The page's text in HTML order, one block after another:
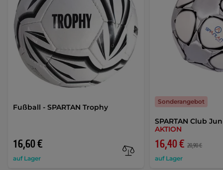
Fußball - SPARTAN Trophy
16,60 €
auf Lager
SPARTAN Club
AKTION
16,40 € 20,90 €
auf Lager
Sonderangebot